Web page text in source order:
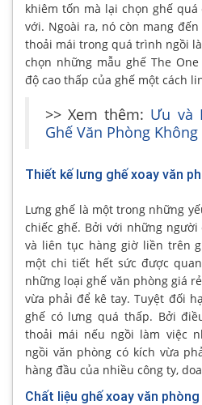
khiêm tốn mà lại chọn ghế
với. Ngoài ra, nó còn mang
thoải mái trong quá trình ngồi
chọn những mẫu ghế The
độ cao thấp của ghế một cách
>> Xem thêm: Ưu và
Ghế Văn Phòng Không
Thiết kế lưng ghế xoay văn
Lưng ghế là một trong những
chiếc ghế. Bởi với những
và liên tục hàng giờ liền trên
một chi tiết hết sức được
những loại ghế văn phòng giá
vừa phải để kê tay. Tuyệt đối
ghế có lưng quá thấp. Bởi
thoải mái nếu ngồi làm việc
ngồi văn phòng có kích vừa
hàng đầu của nhiều công ty,
Chất liệu ghế xoay văn phòng